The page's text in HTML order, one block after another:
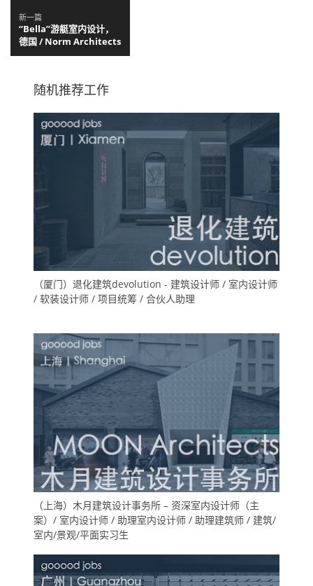
新一篇
“Bella”游艇室内设计，
德国 / Norm Architects
随机推荐工作
（厦门）退化建筑devolution - 建筑设计师 / 室内设计师
/ 软装设计师 / 项目统筹 / 合伙人助理
（上海）木月建筑设计事务所 – 资深室内设计师（主
案）/ 室内设计师 / 助理室内设计师 / 助理建筑师 / 建筑/
室内/景观/平面实习生